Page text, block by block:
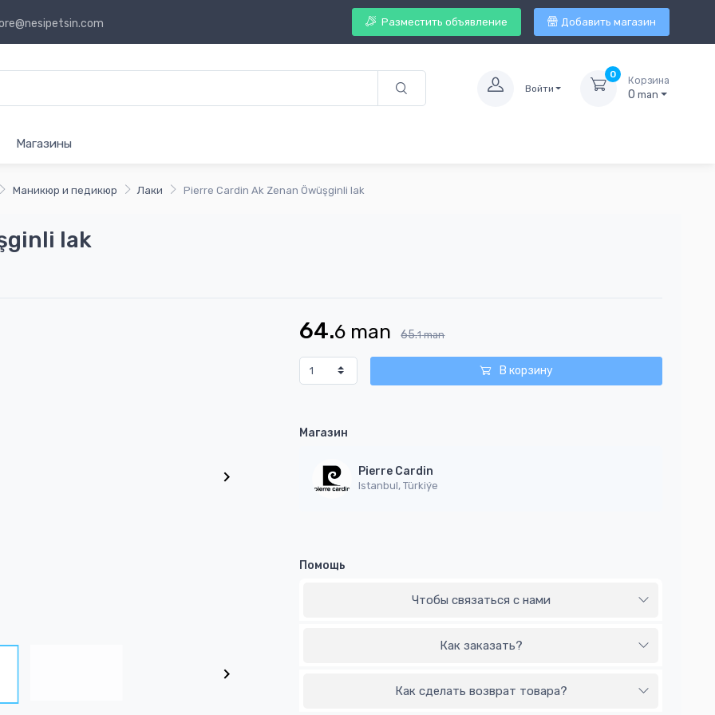
Разместить объявление Добавить магазин
Войти
0
Корзина
0 man
Магазины
Маникюр и педикюр Лаки Pierre Cardin Ak Zenan Öwüşginli lak
lak
64.6 man 65.1 man
В корзину
Магазин
Pierre Cardin
Istanbul, Türkiýe
Помощь
Чтобы связаться с нами
Как заказать?
Как сделать возврат товара?